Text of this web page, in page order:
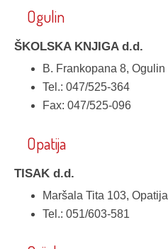
Ogulin
ŠKOLSKA KNJIGA d.d.
B. Frankopana 8, Ogulin
Tel.: 047/525-364
Fax: 047/525-096
Opatija
TISAK d.d.
Maršala Tita 103, Opatija
Tel.: 051/603-581